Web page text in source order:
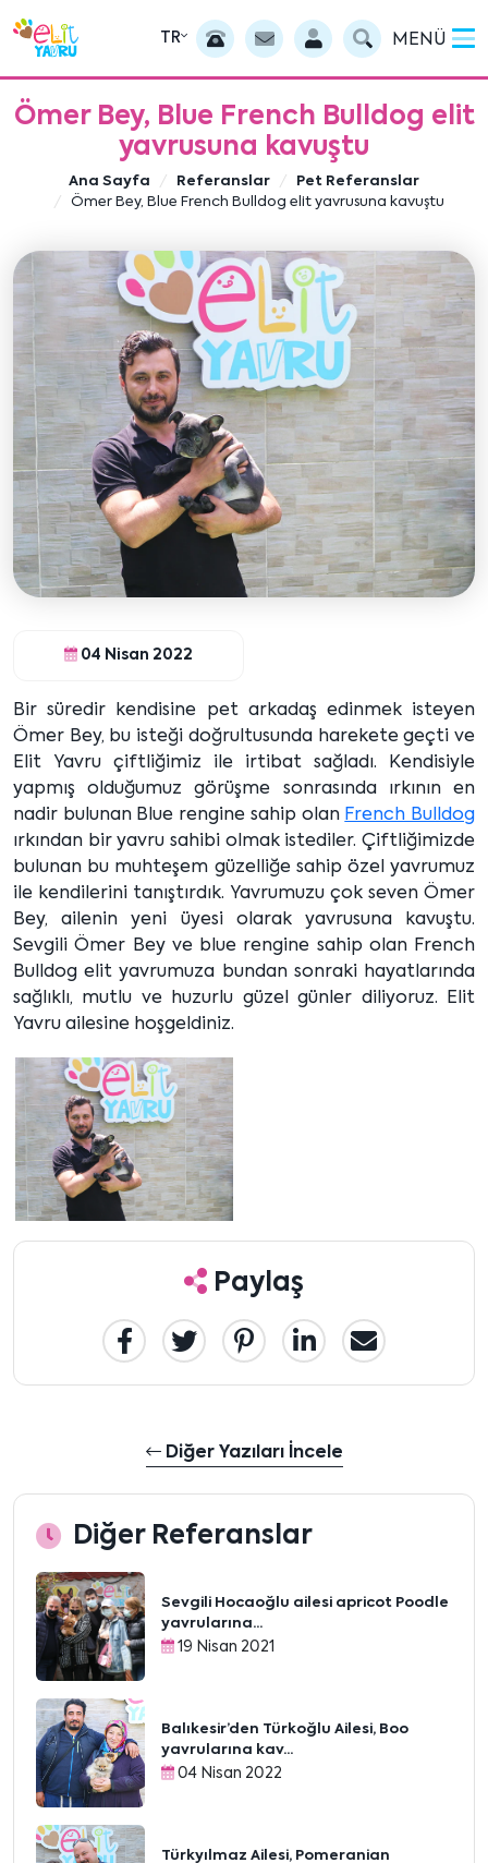
TR MENÜ
Ömer Bey, Blue French Bulldog elit
yavrusuna kavuştu
Ana Sayfa Referanslar
Pet Referanslar
Ömer Bey, Blue French Bulldog elit yavrusuna kavuştu
04 Nisan 2022
Bir süredir kendisine pet arkadaş edinmek isteyen
Ömer Bey, bu isteği doğrultusunda harekete geçti ve
Elit Yavru çiftliğimiz ile irtibat sağladı. Kendisiyle
yapmış olduğumuz görüşme sonrasında ırkının en
nadir bulunan Blue rengine sahip olan French Bulldog
ırkından bir yavru sahibi olmak istediler. Çiftliğimizde
bulunan bu muhteşem güzelliğe sahip özel yavrumuz
ile kendilerini tanıştırdık. Yavrumuzu çok seven Ömer
Bey, ailenin yeni üyesi olarak yavrusuna kavuştu.
Sevgili Ömer Bey ve blue rengine sahip olan French
Bulldog elit yavrumuza bundan sonraki hayatlarında
sağlıklı, mutlu ve huzurlu güzel günler diliyoruz. Elit
Yavru ailesine hoşgeldiniz.
Paylaş
Diğer Yazıları İncele
Diğer Referanslar
Sevgili Hocaoğlu ailesi apricot Poodle
yavrularına...
19 Nisan 2021
Balıkesir’den Türkoğlu Ailesi, Boo
yavrularına kav...
04 Nisan 2022
Türkyılmaz Ailesi, Pomeranian